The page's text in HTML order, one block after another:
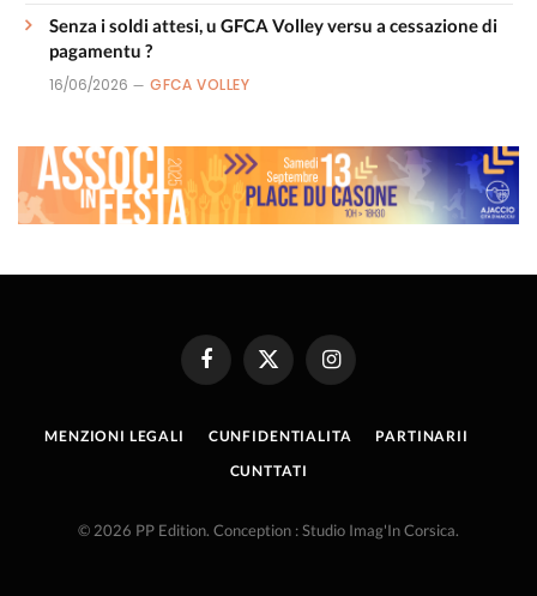
Senza i soldi attesi, u GFCA Volley versu a cessazione di
pagamentu ?
16/06/2026 GFCA VOLLEY
FacebookX
(Twitter)
Instagram
MENZIONI LEGALI CUNFIDENTIALITA
PARTINARII
CUNTTATI
© 2026 PP Edition. Conception : Studio Imag'In Corsica.